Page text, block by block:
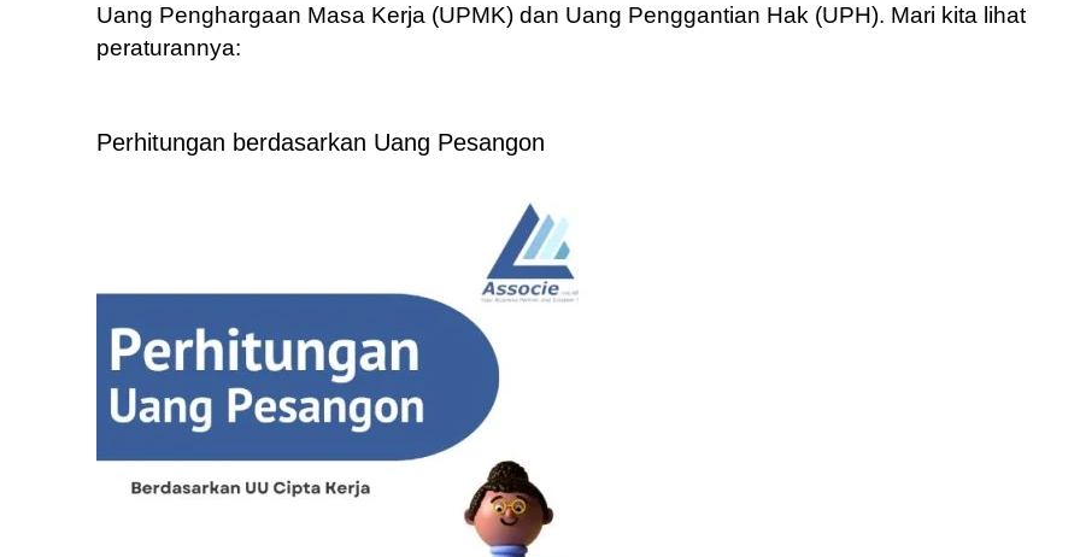
Uang Penghargaan Masa Kerja (UPMK) dan Uang Penggantian Hak (UPH). Mari kita lihat
peraturannya:
Perhitungan berdasarkan Uang Pesangon